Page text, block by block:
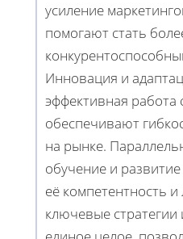
усиление
помогают стать
Инновация и
эффективная работа
обеспечивают
на рынке.
обучение и
её компетентность
ключевые